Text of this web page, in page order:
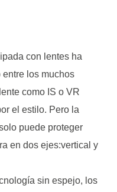
con lentes ha
entre los muchos
como IS o VR
el estilo. Pero la
puede proteger
en dos ejes:vertical y
sin espejo, los